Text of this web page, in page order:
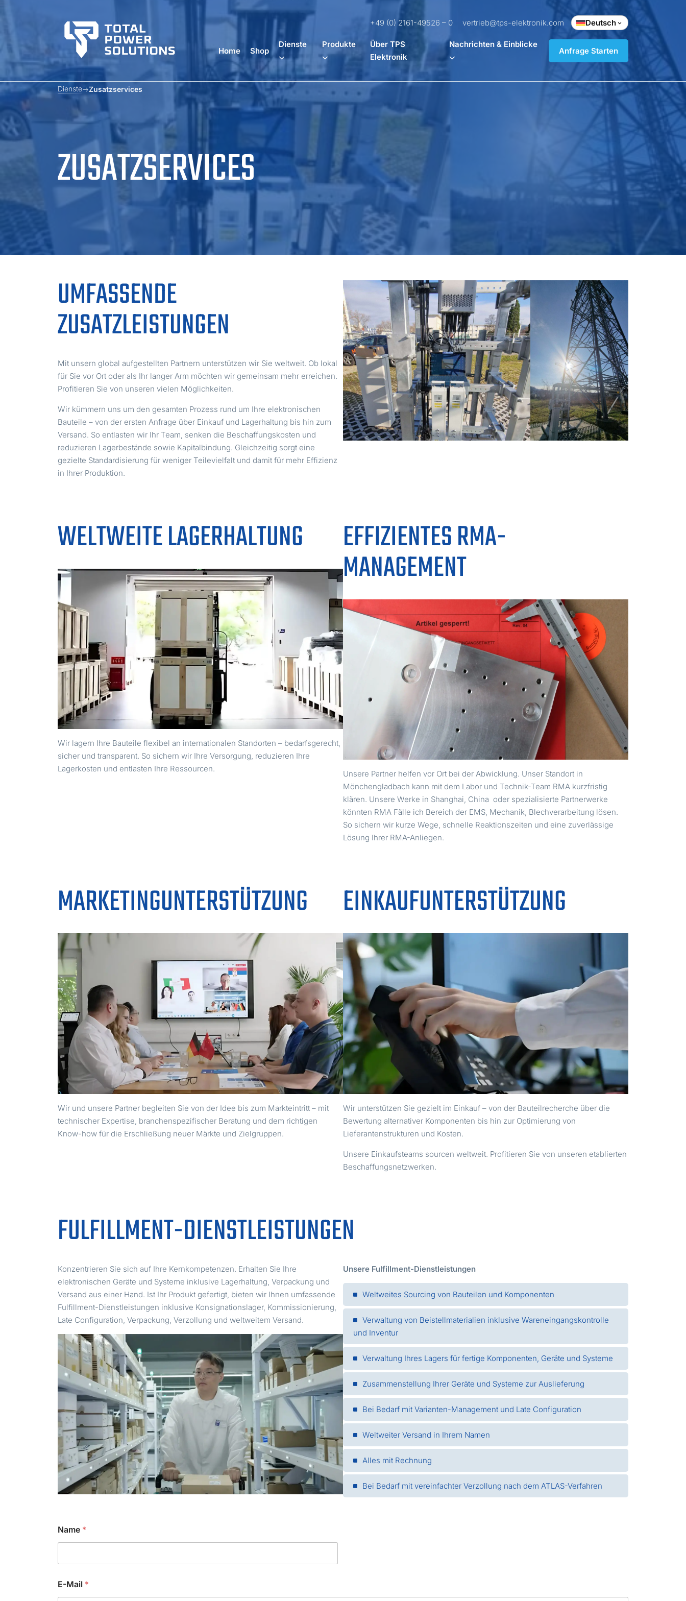
+49 (0) 2161-49526 – 0 vertrieb@tps-elektronik.com Deutsch
Home Shop
Dienste Produkte
Über TPS
Elektronik
Nachrichten & Einblicke
Anfrage Starten
ZUSATZSERVICES
Dienste Zusatzservices
UMFASSENDE
ZUSATZLEISTUNGEN
Mit unsern global aufgestellten Partnern unterstützen wir Sie weltweit. Ob lokal
für Sie vor Ort oder als Ihr langer Arm möchten wir gemeinsam mehr erreichen.
Profitieren Sie von unseren vielen Möglichkeiten.
Wir kümmern uns um den gesamten Prozess rund um Ihre elektronischen
Bauteile – von der ersten Anfrage über Einkauf und Lagerhaltung bis hin zum
Versand. So entlasten wir Ihr Team, senken die Beschaffungskosten und
reduzieren Lagerbestände sowie Kapitalbindung. Gleichzeitig sorgt eine
gezielte Standardisierung für weniger Teilevielfalt und damit für mehr Effizienz
in Ihrer Produktion.
WELTWEITE LAGERHALTUNG
Wir lagern Ihre Bauteile flexibel an internationalen Standorten – bedarfsgerecht,
sicher und transparent. So sichern wir Ihre Versorgung, reduzieren Ihre
Lagerkosten und entlasten Ihre Ressourcen.
EFFIZIENTES RMA-
MANAGEMENT
Unsere Partner helfen vor Ort bei der Abwicklung. Unser Standort in
Mönchengladbach kann mit dem Labor und Technik-Team RMA kurzfristig
klären. Unsere Werke in Shanghai, China oder spezialisierte Partnerwerke
könnten RMA Fälle ich Bereich der EMS, Mechanik, Blechverarbeitung lösen.
So sichern wir kurze Wege, schnelle Reaktionszeiten und eine zuverlässige
Lösung Ihrer RMA-Anliegen.
MARKETINGUNTERSTÜTZUNG
Wir und unsere Partner begleiten Sie von der Idee bis zum Markteintritt – mit
technischer Expertise, branchenspezifischer Beratung und dem richtigen
Know-how für die Erschließung neuer Märkte und Zielgruppen.
EINKAUFUNTERSTÜTZUNG
Wir unterstützen Sie gezielt im Einkauf – von der Bauteilrecherche über die
Bewertung alternativer Komponenten bis hin zur Optimierung von
Lieferantenstrukturen und Kosten.
Unsere Einkaufsteams sourcen weltweit. Profitieren Sie von unseren etablierten
Beschaffungsnetzwerken.
FULFILLMENT-DIENSTLEISTUNGEN
Konzentrieren Sie sich auf Ihre Kernkompetenzen. Erhalten Sie Ihre
elektronischen Geräte und Systeme inklusive Lagerhaltung, Verpackung und
Versand aus einer Hand. Ist Ihr Produkt gefertigt, bieten wir Ihnen umfassende
Fulfillment-Dienstleistungen inklusive Konsignationslager, Kommissionierung,
Late Configuration, Verpackung, Verzollung und weltweitem Versand.
Unsere Fulfillment-Dienstleistungen
Weltweites Sourcing von Bauteilen und Komponenten
Verwaltung von Beistellmaterialien inklusive Wareneingangskontrolle
und Inventur
Verwaltung Ihres Lagers für fertige Komponenten, Geräte und Systeme
Zusammenstellung Ihrer Geräte und Systeme zur Auslieferung
Bei Bedarf mit Varianten-Management und Late Configuration
Weltweiter Versand in Ihrem Namen
Alles mit Rechnung
Bei Bedarf mit vereinfachter Verzollung nach dem ATLAS-Verfahren
Name *
E-Mail *